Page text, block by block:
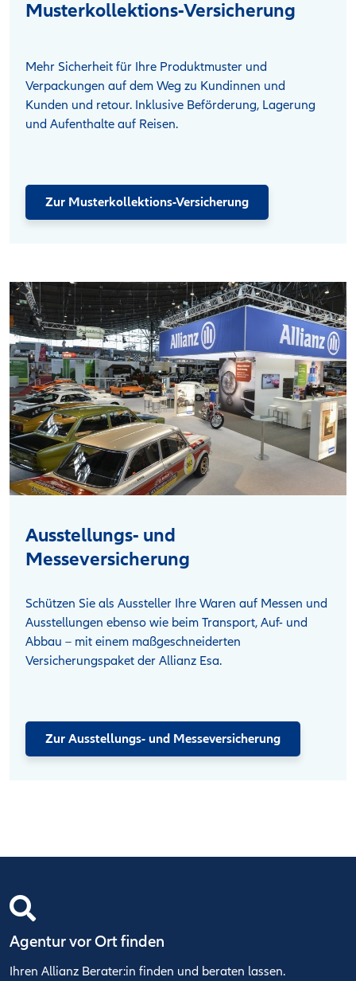
Musterkollektions-Versicherung
Mehr Sicherheit für Ihre Produktmuster und
Verpackungen auf dem Weg zu Kundinnen und
Kunden und retour. Inklusive Beförderung, Lagerung
und Aufenthalte auf Reisen.
Zur Musterkollektions-Versicherung
Ausstellungs- und
Messeversicherung
Schützen Sie als Aussteller Ihre Waren auf Messen und
Ausstellungen ebenso wie beim Transport, Auf- und
Abbau – mit einem maßgeschneiderten
Versicherungspaket der Allianz Esa.
Zur Ausstellungs- und Messeversicherung
Agentur vor Ort finden
Ihren Allianz Berater:in finden und beraten lassen.